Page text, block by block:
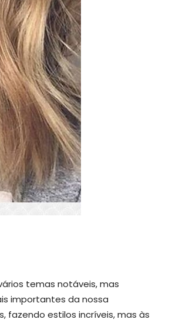
temas notáveis, mas
importantes da nossa
fazendo estilos incríveis, mas às